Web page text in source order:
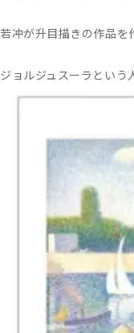
若冲が升目描きの作品を
ジョルジュスーラという